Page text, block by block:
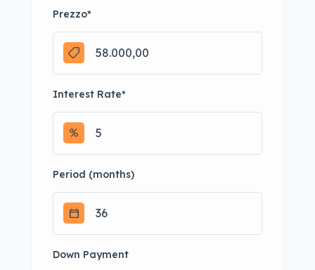
Prezzo*
Interest Rate*
Period (months)
Down Payment